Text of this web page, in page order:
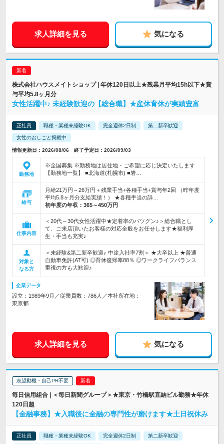
求人詳細を見る 気になる
株式会社ハウスメイトショップ | 年休120日以上★残業月平均15h以下★賞
与平均5.8ヶ月分
女性活躍中♪ 未経験歓迎の【総合職】★産休育休が実績豊富
正社員 職種・業種未経験OK 完全週休2日制 第二新卒歓迎
女性のおしごと掲載中
情報更新日：2026/08/06 終了予定日：2026/09/03
勤務地
※全国募集 ※勤務地は居住地・ご希望に応じ決定いたします
【勤務地一覧】 ■北海道(札幌市) ■岩…
給与
月給21万円～26万円＋残業手当+各種手当+賞与年2回 （昨年度
平均5.8ヶ月分支給実績！） ★各種手当の詳…
初年度の年収： 365～450万円
仕事内容
＜20代～30代女性活躍中★定着率のバツグン♪＞総合職とし
て、ご来店頂いたお客様の対応全般をお任せします★福利厚
生・手当も充実♪
対象と
なる方
＜未経験&第二新卒歓迎♪ 中途入社率7割＞ ★大卒以上 ★普通
自動車免許(AT可) ◎育休復帰率88％ ◎ワークライフバランス
重視の方も大歓迎♪
企業データ
設立：1989年9月／従業員数：786人／本社所在地：
東京都
求人詳細を見る 気になる
志望動機・自己PR不要
毎日信用組合 | ＜毎日新聞グループ＞★東京・竹橋駅直結ビル勤務★年休
120日超
【金融事務】★入職後に金融の専門性が磨けます★土日祝休み
正社員 職種・業種未経験OK 完全週休2日制 第二新卒歓迎